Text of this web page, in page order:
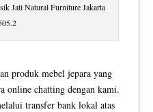
Jati Natural Furniture Jakarta
produk mebel jepara yang
online chatting dengan kami.
transfer bank lokal atas